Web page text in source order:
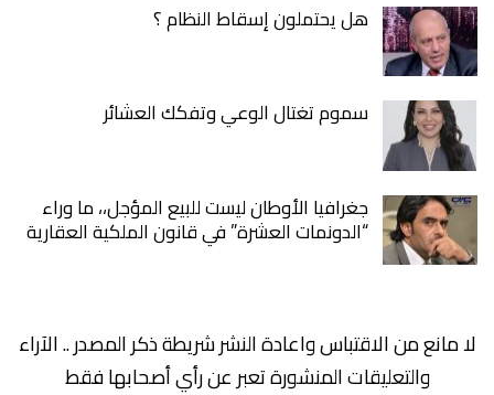
هل يحتملون إسقاط النظام ؟
سموم تغتال الوعي وتفكك العشائر
جغرافيا الأوطان ليست للبيع المؤجل،، ما وراء
“الدونمات العشرة” في قانون الملكية العقارية
لا مانع من الاقتباس واعادة النشر شريطة ذكر المصدر .. الآراء
والتعليقات المنشورة تعبر عن رأي أصحابها فقط